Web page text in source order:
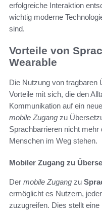
erfolgreiche Interaktion
wichtig moderne
sind.
Vorteile von
Wearable
Die Nutzung von tragbaren
Vorteile mit sich, die den
Kommunikation auf ein
mobile Zugang zu
Sprachbarrieren nicht
Menschen im Weg stehen.
Mobiler Zugang zu
Der mobile Zugang zu
ermöglicht es Nutzern,
zuzugreifen. Dies stellt